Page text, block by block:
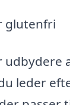
glutenfri
udbydere
leder